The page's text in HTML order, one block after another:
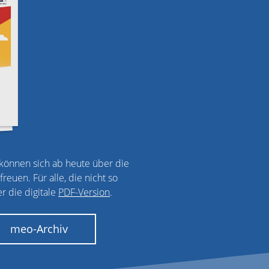
sich ab heute über die
Für alle, die nicht so
die digitale PDF-Version.
meo-Archiv